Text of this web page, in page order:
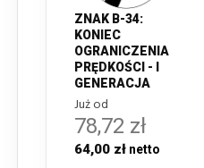
ZNAK B-34:
KONIEC
OGRANICZENIA
PRĘDKOŚCI - I
GENERACJA
Już od
78,72 zł
64,00 zł